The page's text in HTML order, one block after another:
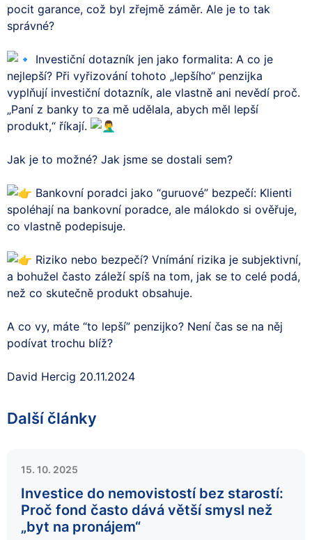
pocit garance, což byl zřejmě záměr. Ale je to tak
správné?
Investiční dotazník jen jako formalita: A co je
nejlepší? Při vyřizování tohoto „lepšího“ penzijka
vyplňují investiční dotazník, ale vlastně ani nevědí proč.
„Paní z banky to za mě udělala, abych měl lepší
produkt,“ říkají.
Jak je to možné? Jak jsme se dostali sem?
Bankovní poradci jako “guruové” bezpečí: Klienti
spoléhají na bankovní poradce, ale málokdo si ověřuje,
co vlastně podepisuje.
Riziko nebo bezpečí? Vnímání rizika je subjektivní,
a bohužel často záleží spíš na tom, jak se to celé podá,
než co skutečně produkt obsahuje.
A co vy, máte “to lepší” penzijko? Není čas se na něj
podívat trochu blíž?
David Hercig 20.11.2024
Další články
15. 10. 2025
Investice do nemovistostí bez starostí:
Proč fond často dává větší smysl než
„byt na pronájem“